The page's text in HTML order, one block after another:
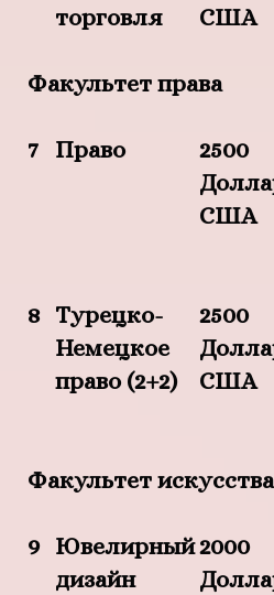
торговля
США
Факультет права
7 Право
2500
США
8 Турецко-
Немецкое
право (2+2)
2500
США
Факультет
9 Ювелирный
дизайн
2000